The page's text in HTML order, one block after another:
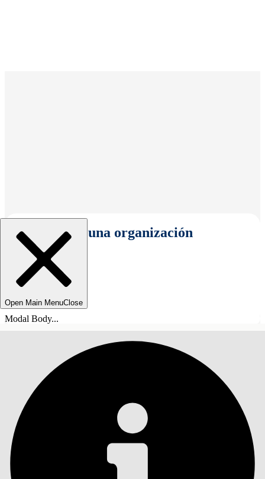
Seleccionar una organización
Open Main MenuClose
Modal Body...
ÍNDICE DE MATERIAS